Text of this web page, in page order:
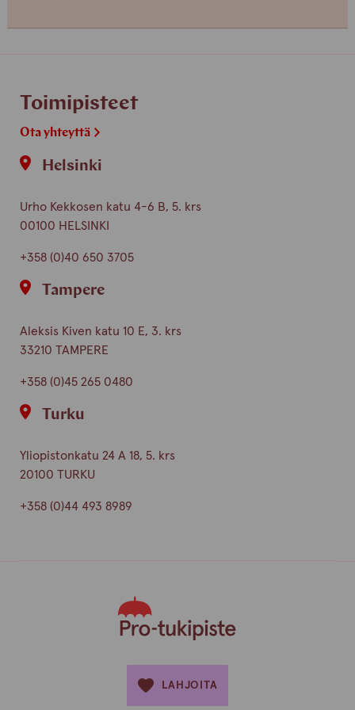
kieli
kieli
Toimipisteet
Ota yhteyttä
Helsinki
Urho Kekkosen katu 4-6 B, 5. krs
00100 HELSINKI
+358 (0)40 650 3705
Tampere
Aleksis Kiven katu 10 E, 3. krs
33210 TAMPERE
+358 (0)45 265 0480
Turku
Yliopistonkatu 24 A 18, 5. krs
20100 TURKU
+358 (0)44 493 8989
LAHJOITA